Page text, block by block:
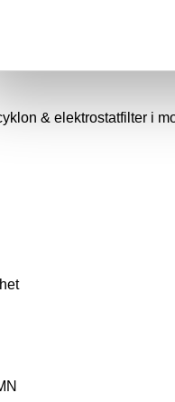
och beprövad
cellslussmatare – två
& elektrostatfilter i